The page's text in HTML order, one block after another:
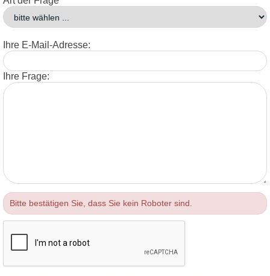
Ihre E-Mail-Adresse:
Ihre Frage:
Bitte bestätigen Sie, dass Sie kein Roboter sind.